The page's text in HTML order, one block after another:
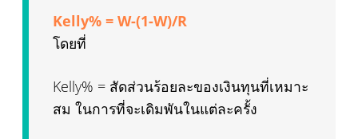
Kelly% = W-(1-W)/R
โดยที่
Kelly% = สัดส่วนร้อยละของเงินทุนที่เหมาะ
สม ในการที่จะเดิมพันในแต่ละครั้ง